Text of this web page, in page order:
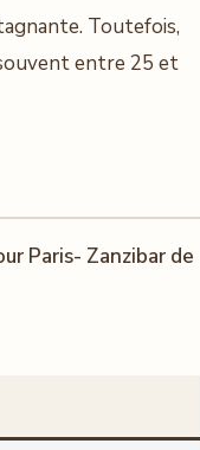
Toutefois,
entre 25 et
Paris- Zanzibar de